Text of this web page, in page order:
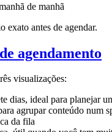
de manhã
exato antes de agendar.
agendamento
visualizações:
dias, ideal para planejar
agrupar conteúdo num
da fila